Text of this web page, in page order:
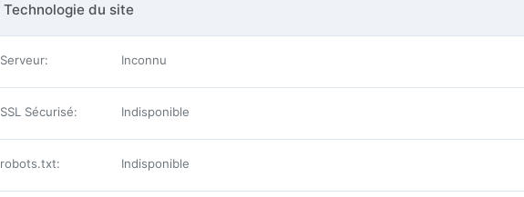
Technologie du site
Serveur: Inconnu
SSL Sécurisé: Indisponible
robots.txt: Indisponible